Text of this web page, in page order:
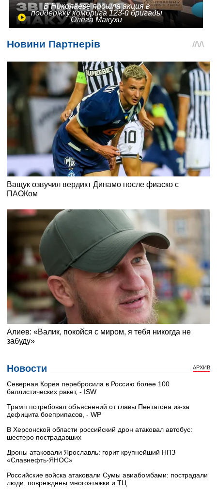
В Николаеве прошла акция в
поддержку комбрига 123-й бригады
Олега Макухи
Новости АРХИВ
Северная Корея перебросила в Россию более 100
баллистических ракет, - ISW
Трамп потребовал объяснений от главы Пентагона из-за
дефицита боеприпасов, - WP
В Херсонской области российский дрон атаковал автобус:
шестеро пострадавших
Дроны атаковали Ярославль: горит крупнейший НПЗ
«Славнефть‑ЯНОС»
Российские войска атаковали Сумы авиабомбами: пострадали
люди, повреждены многоэтажки и ТЦ